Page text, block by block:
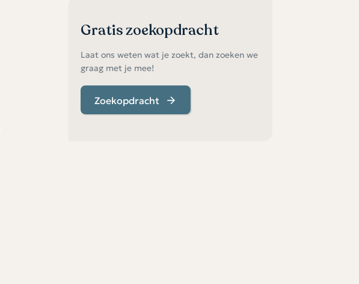
Gratis zoekopdracht
Laat ons weten wat je zoekt, dan zoeken we
graag met je mee!
Zoekopdracht